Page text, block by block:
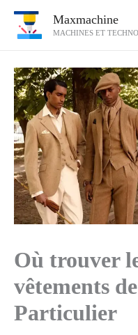
Maxmachine
MACHINES ET
Où trouver
vêtements
Particulier